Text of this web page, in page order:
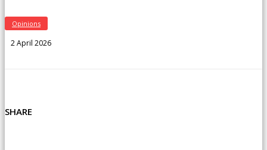
Opinions
2 April 2026
SHARE